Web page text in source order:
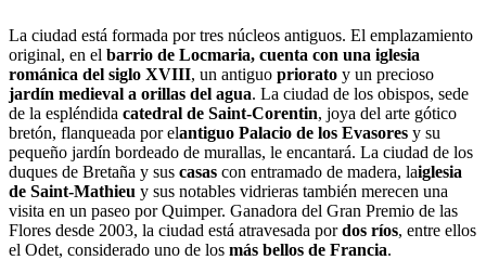
La ciudad está formada por tres núcleos antiguos. El emplazamiento
original, en el barrio de Locmaria, cuenta con una iglesia
románica del siglo XVIII, un antiguo priorato y un precioso
jardín medieval a orillas del agua. La ciudad de los obispos, sede
de la espléndida catedral de Saint-Corentin, joya del arte gótico
bretón, flanqueada por elantiguo Palacio de los Evasores y su
pequeño jardín bordeado de murallas, le encantará. La ciudad de los
duques de Bretaña y sus casas con entramado de madera, laiglesia
de Saint-Mathieu y sus notables vidrieras también merecen una
visita en un paseo por Quimper. Ganadora del Gran Premio de las
Flores desde 2003, la ciudad está atravesada pordos ríos, entre ellos
el Odet, considerado uno de los más bellos de Francia.